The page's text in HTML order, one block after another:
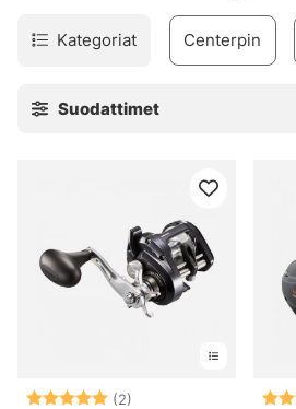
Kategoriat Centerpin
Suodattimet
Arvio: (2)
5.0 5:sta tähdestä